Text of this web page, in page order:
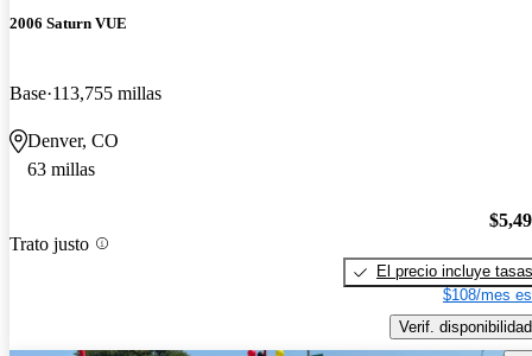
2006 Saturn VUE
Base 113,755 millas
Denver, CO
63 millas
Trato justo
El precio incluye tasas
$108/mes
Verif. disponibilidad